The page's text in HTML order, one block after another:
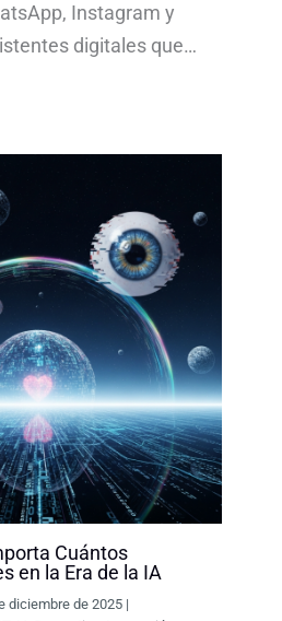
Instagram y
digitales que…
Cuántos
en la Era de la IA
diciembre de 2025 |